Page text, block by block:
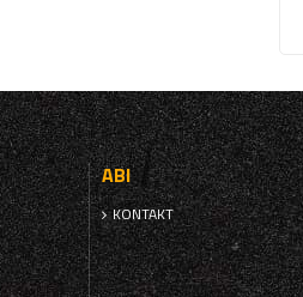
ABI
KONTAKT